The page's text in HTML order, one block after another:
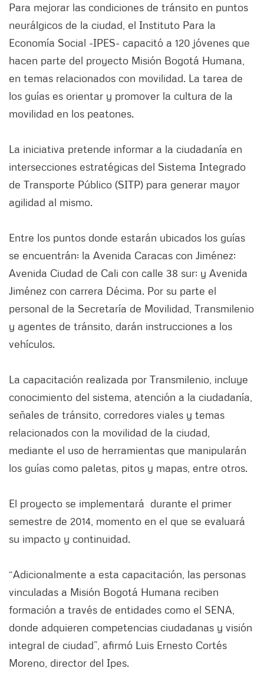
Para mejorar las condiciones de tránsito en puntos
neurálgicos de la ciudad, el Instituto Para la
Economía Social -IPES- capacitó a 120 jóvenes que
hacen parte del proyecto Misión Bogotá Humana,
en temas relacionados con movilidad. La tarea de
los guías es orientar y promover la cultura de la
movilidad en los peatones.
La iniciativa pretende informar a la ciudadanía en
intersecciones estratégicas del Sistema Integrado
de Transporte Público (SITP) para generar mayor
agilidad al mismo.
Entre los puntos donde estarán ubicados los guías
se encuentrán: la Avenida Caracas con Jiménez;
Avenida Ciudad de Cali con calle 38 sur; y Avenida
Jiménez con carrera Décima. Por su parte el
personal de la Secretaría de Movilidad, Transmilenio
y agentes de tránsito, darán instrucciones a los
vehículos.
La capacitación realizada por Transmilenio, incluye
conocimiento del sistema, atención a la ciudadanía,
señales de tránsito, corredores viales y temas
relacionados con la movilidad de la ciudad,
mediante el uso de herramientas que manipularán
los guías como paletas, pitos y mapas, entre otros.
El proyecto se implementará durante el primer
semestre de 2014, momento en el que se evaluará
su impacto y continuidad.
“Adicionalmente a esta capacitación, las personas
vinculadas a Misión Bogotá Humana reciben
formación a través de entidades como el SENA,
donde adquieren competencias ciudadanas y visión
integral de ciudad”, afirmó Luis Ernesto Cortés
Moreno, director del Ipes.